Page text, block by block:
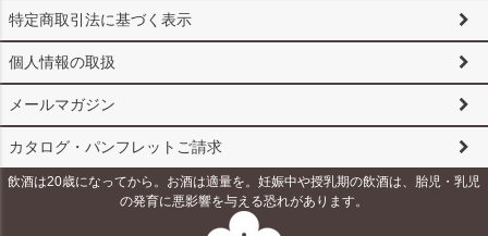
特定商取引法に基づく表示
個人情報の取扱
メールマガジン
カタログ・パンフレットご請求
飲酒は20歳になってから。お酒は適量を。妊娠中や授乳期の飲酒は、胎児・乳児
の発育に悪影響を与える恐れがあります。